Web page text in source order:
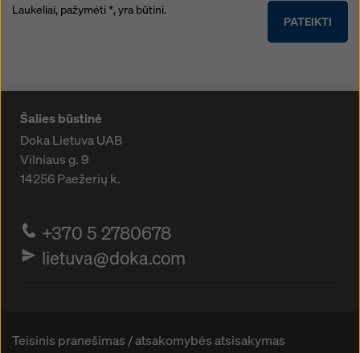
PATEIKTI
Laukeliai, pažymėti *, yra būtini.
Šalies būstinė
Doka Lietuva UAB
Vilniaus g. 9
14256Paežerių k.
+370 5 2780678
lietuva@doka.com
Teisinis pranešimas / atsakomybės atsisakymas